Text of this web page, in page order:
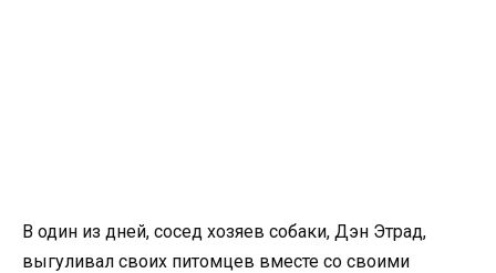
В один из дней, сосед хозяев собаки, Дэн Этрад,
выгуливал своих питомцев вместе со своими